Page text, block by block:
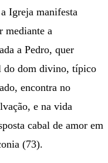
Igreja manifesta
mediante a
a Pedro, quer
do dom divino, típico
encontra no
e na vida
cabal de amor em
(73).